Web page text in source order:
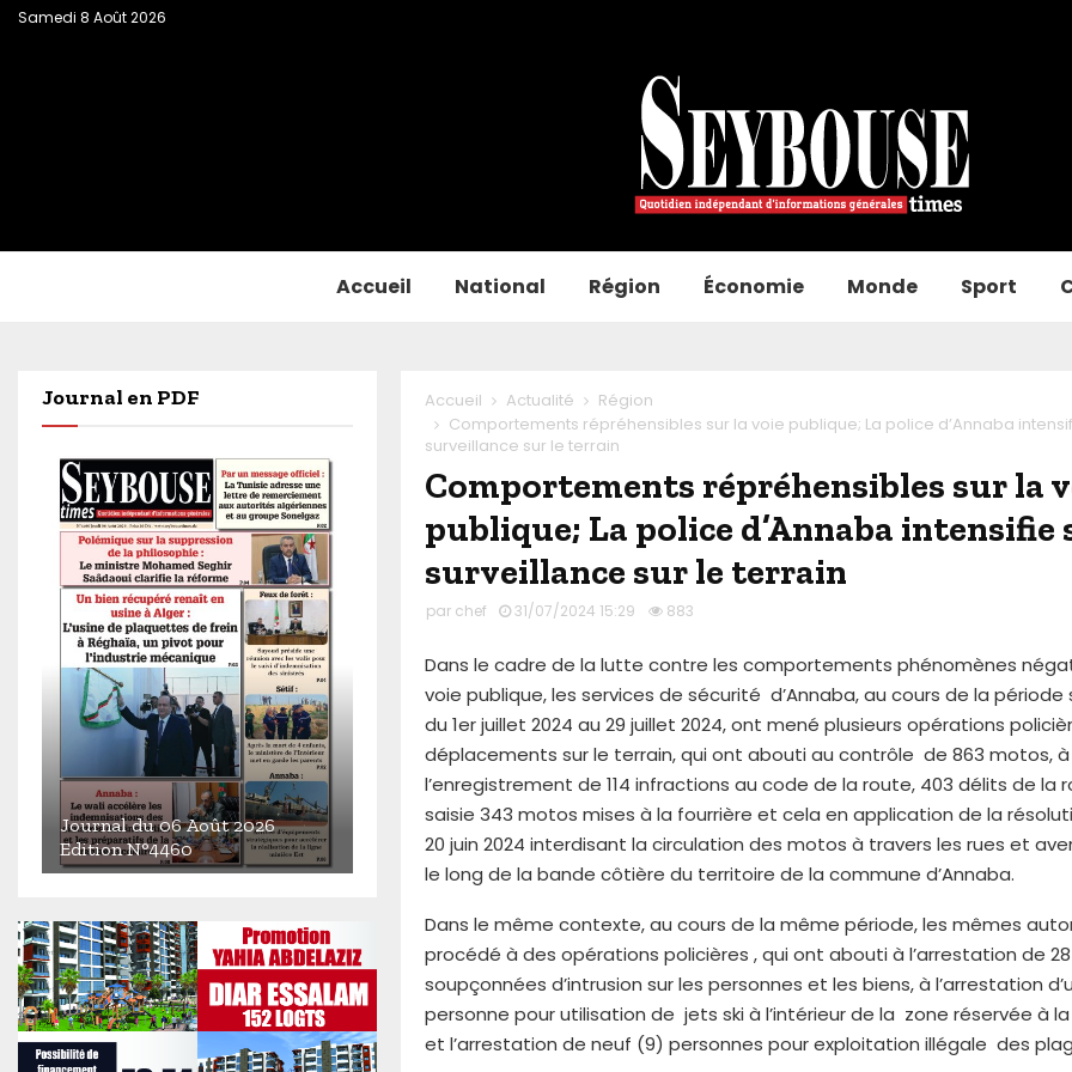
Samedi 8 Août 2026
Accueil National Région Économie Monde Sport
Accueil Actualité
Région
Comportements répréhensibles sur la voie publique; La police d’Annaba
surveillance sur le terrain
Comportements répréhensibles sur la
publique; La police d’Annaba intensifie
surveillance sur le terrain
par chef 31/07/2024 15:29 883
Dans le cadre de la lutte contre les comportements phénomènes
voie publique, les services de sécurité d’Annaba, au cours de la période
du 1er juillet 2024 au 29 juillet 2024, ont mené plusieurs opérations
déplacements sur le terrain, qui ont abouti au contrôle de 863 motos, à
l’enregistrement de 114 infractions au code de la route, 403 délits de la
saisie 343 motos mises à la fourrière et cela en application de la
20 juin 2024 interdisant la circulation des motos à travers les rues et
le long de la bande côtière du territoire de la commune d’Annaba.
Dans le même contexte, au cours de la même période, les mêmes
procédé à des opérations policières , qui ont abouti à l’arrestation de
soupçonnées d’intrusion sur les personnes et les biens, à l’arrestation
personne pour utilisation de jets ski à l’intérieur de la zone réservée à
et l’arrestation de neuf (9) personnes pour exploitation illégale des
Journal en PDF
u
r
n
a
l
d
Journal du 06 Août 2026
Edition N°4460